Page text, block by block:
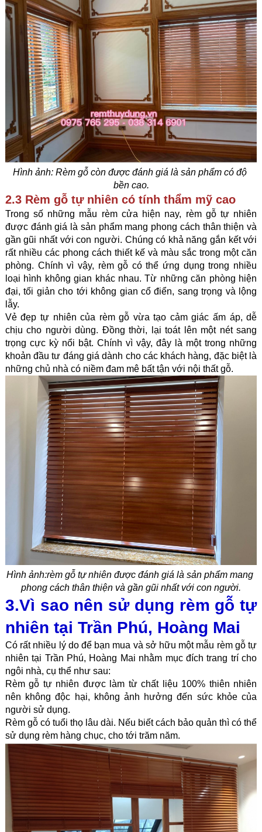
Hình ảnh: Rèm gỗ còn được đánh giá là sản phẩm có độ
bền cao.
2.3 Rèm gỗ tự nhiên có tính thẩm mỹ cao
Trong số những mẫu rèm cửa hiện nay, rèm gỗ tự nhiên
được đánh giá là sản phẩm mang phong cách thân thiện và
gần gũi nhất với con người. Chúng có khả năng gắn kết với
rất nhiều các phong cách thiết kế và màu sắc trong một căn
phòng. Chính vì vậy, rèm gỗ có thể ứng dụng trong nhiều
loại hình không gian khác nhau. Từ những căn phòng hiện
đại, tối giản cho tới không gian cổ điển, sang trọng và lộng
lẫy.
Vẻ đẹp tự nhiên của rèm gỗ vừa tạo cảm giác ấm áp, dễ
chịu cho người dùng. Đồng thời, lại toát lên một nét sang
trọng cực kỳ nổi bật. Chính vì vậy, đây là một trong những
khoản đầu tư đáng giá dành cho các khách hàng, đặc biệt là
những chủ nhà có niềm đam mê bất tận với nội thất gỗ.
Hình ảnh:rèm gỗ tự nhiên được đánh giá là sản phẩm mang
phong cách thân thiện và gần gũi nhất với con người.
3.Vì sao nên sử dụng rèm gỗ tự
nhiên tại Trần Phú, Hoàng Mai
Có rất nhiều lý do để bạn mua và sở hữu một mẫu rèm gỗ tự
nhiên tại Trần Phú, Hoàng Mai nhằm mục đích trang trí cho
ngôi nhà, cụ thể như sau:
Rèm gỗ tự nhiên được làm từ chất liệu 100% thiên nhiên
nên không độc hại, không ảnh hưởng đến sức khỏe của
người sử dụng.
Rèm gỗ có tuổi thọ lâu dài. Nếu biết cách bảo quản thì có thể
sử dụng rèm hàng chục, cho tới trăm năm.